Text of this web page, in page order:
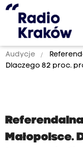
Audycje
Dlaczego 82 proc.
Małopolsce.